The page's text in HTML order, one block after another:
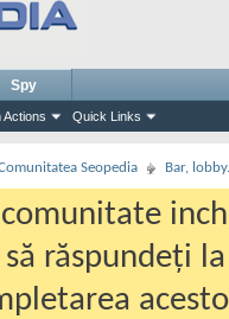
Actions Quick Links
Spy
Seopedia Bar,
comunitate
răspundeți